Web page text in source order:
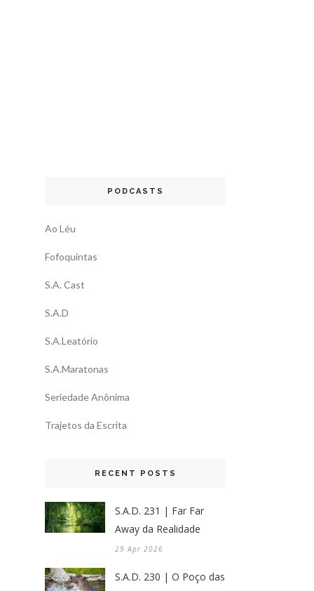
PODCASTS
Ao Léu
Fofoquintas
S.A. Cast
S.A.D
S.A.Leatório
S.A.Maratonas
Seriedade Anônima
Trajetos da Escrita
RECENT POSTS
S.A.D. 231 | Far Far
Away da Realidade
29 Apr 2026
S.A.D. 230 | O Poço das